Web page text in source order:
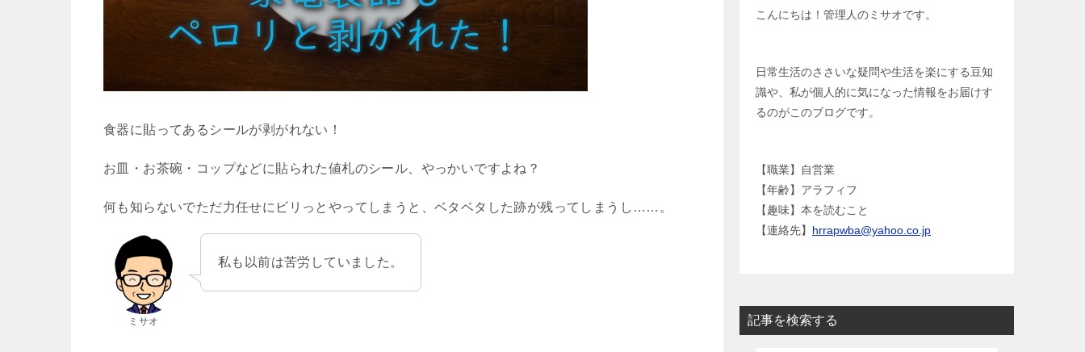
食器に貼ってあるシールが剥がれない！
お皿・お茶碗・コップなどに貼られた値札のシール、やっかいですよね？
何も知らないでただ力任せにビリっとやってしまうと、ベタベタした跡が残ってしまうし……。
ミサオ
私も以前は苦労していました。
こんにちは！管理人のミサオです。
日常生活のささいな疑問や生活を楽にする豆知
識や、私が個人的に気になった情報をお届けす
るのがこのブログです。
【職業】自営業
【年齢】アラフィフ
【趣味】本を読むこと
【連絡先】 hrrapwba@yahoo.co.jp
記事を検索する